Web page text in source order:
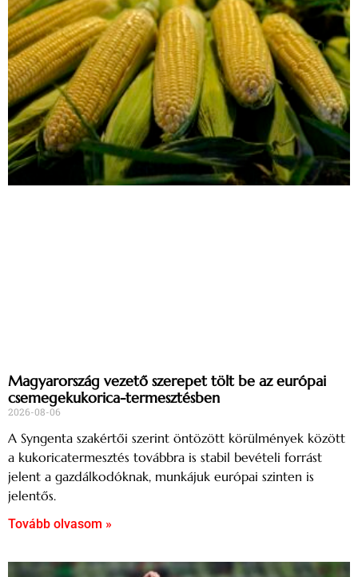
Magyarország vezető szerepet tölt be az európai
csemegekukorica-termesztésben
2026-08-06
A Syngenta szakértői szerint öntözött körülmények között
a kukoricatermesztés továbbra is stabil bevételi forrást
jelent a gazdálkodóknak, munkájuk európai szinten is
jelentős.
Tovább olvasom »